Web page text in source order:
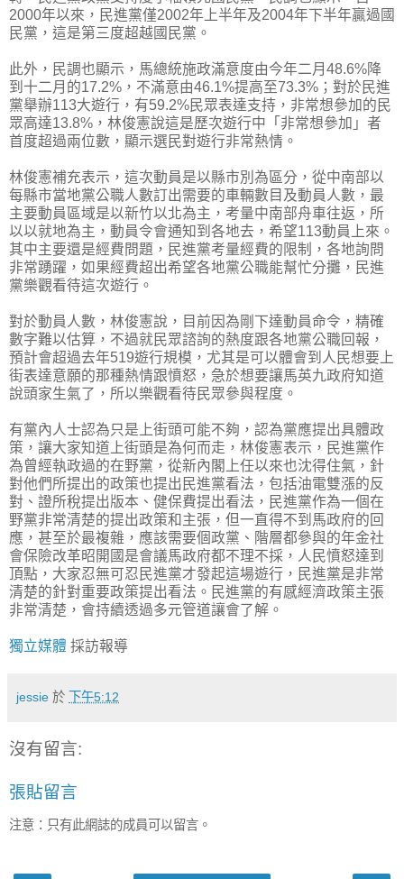
2000年以來，民進黨僅2002年上半年及2004年下半年贏過國
民黨，這是第三度超越國民黨。
此外，民調也顯示，馬總統施政滿意度由今年二月48.6%降
到十二月的17.2%，不滿意由46.1%提高至73.3%；對於民進
黨舉辦113大遊行，有59.2%民眾表達支持，非常想參加的民
眾高達13.8%，林俊憲說這是歷次遊行中「非常想參加」者
首度超過兩位數，顯示選民對遊行非常熱情。
林俊憲補充表示，這次動員是以縣市別為區分，從中南部以
每縣市當地黨公職人數訂出需要的車輛數目及動員人數，最
主要動員區域是以新竹以北為主，考量中南部舟車往返，所
以以就地為主，動員令會通知到各地去，希望113動員上來。
其中主要還是經費問題，民進黨考量經費的限制，各地詢問
非常踴躍，如果經費超出希望各地黨公職能幫忙分攤，民進
黨樂觀看待這次遊行。
對於動員人數，林俊憲說，目前因為剛下達動員命令，精確
數字難以估算，不過就民眾諮詢的熱度跟各地黨公職回報，
預計會超過去年519遊行規模，尤其是可以體會到人民想要上
街表達意願的那種熱情跟憤怒，急於想要讓馬英九政府知道
說頭家生氣了，所以樂觀看待民眾參與程度。
有黨內人士認為只是上街頭可能不夠，認為黨應提出具體政
策，讓大家知道上街頭是為何而走，林俊憲表示，民進黨作
為曾經執政過的在野黨，從新內閣上任以來也沈得住氣，針
對他們所提出的政策也提出民進黨看法，包括油電雙漲的反
對、證所稅提出版本、健保費提出看法，民進黨作為一個在
野黨非常清楚的提出政策和主張，但一直得不到馬政府的回
應，甚至於最複雜，應該需要個政黨、階層都參與的年金社
會保險改革昭開國是會議馬政府都不理不採，人民憤怒達到
頂點，大家忍無可忍民進黨才發起這場遊行，民進黨是非常
清楚的針對重要政策提出看法。民進黨的有感經濟政策主張
非常清楚，會持續透過多元管道讓會了解。
獨立媒體 採訪報導
jessie 於 下午5:12
沒有留言:
張貼留言
注意：只有此網誌的成員可以留言。